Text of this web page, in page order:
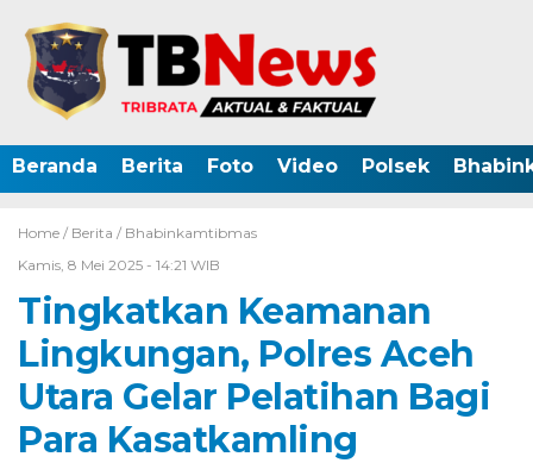
Beranda Berita Foto Video Polsek
Home / Berita / Bhabinkamtibmas
Kamis, 8 Mei 2025 - 14:21 WIB
Tingkatkan Keamanan
Lingkungan, Polres Aceh
Utara Gelar Pelatihan Bagi
Para Kasatkamling